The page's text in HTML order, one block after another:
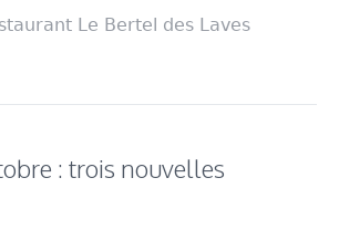
Le Bertel des Laves
: trois nouvelles